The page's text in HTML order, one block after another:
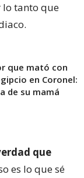
lo tanto que
que mató con
en Coronel:
de su mamá
que
es lo que sé